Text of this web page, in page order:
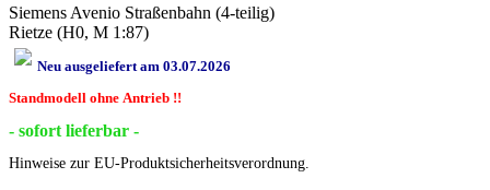
Siemens Avenio Straßenbahn (4-teilig)
Rietze (H0, M 1:87)
Neu ausgeliefert am 03.07.2026
Standmodell ohne Antrieb !!
- sofort lieferbar -
Hinweise zur EU-Produktsicherheitsverordnung.